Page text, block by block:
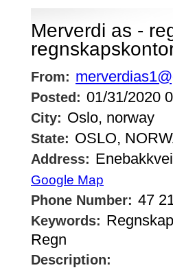
Merverdi as -
From:
Posted: 01/31/2020
City: Oslo, norway
State: OSLO,
Address:
Google Map
Phone Number: 47
Keywords:
Regn
Description: